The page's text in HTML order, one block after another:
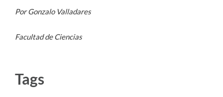
Por Gonzalo Valladares
Facultad de Ciencias
Tags